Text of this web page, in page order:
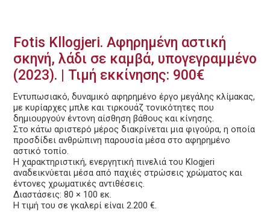
Fotis Kllogjeri. Αφηρημένη αστική
σκηνή, λάδι σε καμβά, υπογεγραμμένο
(2023). | Τιμή εκκίνησης: 900€
Εντυπωσιακό, δυναμικό αφηρημένο έργο μεγάλης κλίμακας,
με κυρίαρχες μπλε και τιρκουάζ τονικότητες που
δημιουργούν έντονη αίσθηση βάθους και κίνησης.
Στο κάτω αριστερό μέρος διακρίνεται μια φιγούρα, η οποία
προσδίδει ανθρώπινη παρουσία μέσα στο αφηρημένο
αστικό τοπίο.
Η χαρακτηριστική, ενεργητική πινελιά του Klogjeri
αναδεικνύεται μέσα από παχιές στρώσεις χρώματος και
έντονες χρωματικές αντιθέσεις.
Διαστάσεις: 80 × 100 εκ.
Η τιμή του σε γκαλερί είναι 2.200 €.